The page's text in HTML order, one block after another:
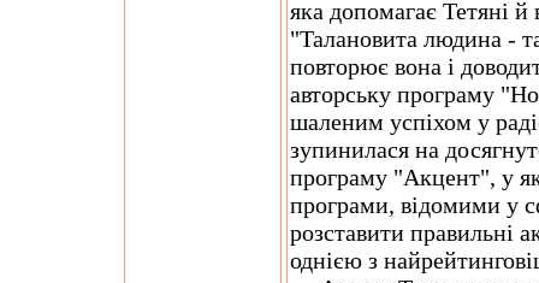
яка допомагає Тетяні й
"Талановита людина -
повторює вона і
авторську програму
шаленим успіхом у
зупинилася на
програму "Акцент", у
програми, відомими у
розставити правильні
однією з